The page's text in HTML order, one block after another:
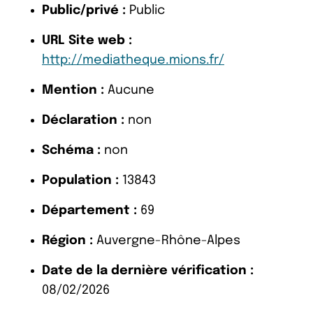
Public/privé : Public
URL Site web :
http://mediatheque.mions.fr/
Mention : Aucune
Déclaration : non
Schéma : non
Population : 13843
Département : 69
Région : Auvergne-Rhône-Alpes
Date de la dernière vérification :
08/02/2026